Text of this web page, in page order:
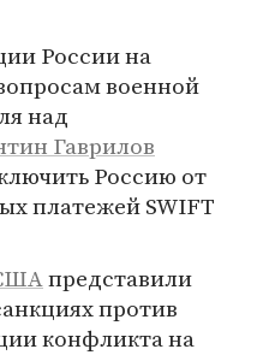
России на
военной
над
Гаврилов
Россию от
платежей SWIFT
представили
против
конфликта на